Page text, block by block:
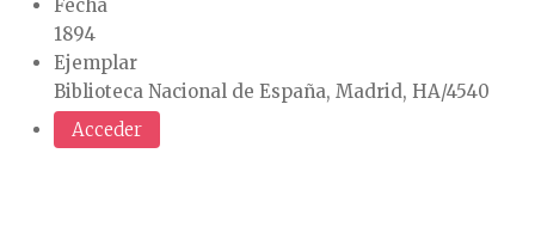
Fecha
1894
Ejemplar
Biblioteca Nacional de España, Madrid, HA/4540
Acceder